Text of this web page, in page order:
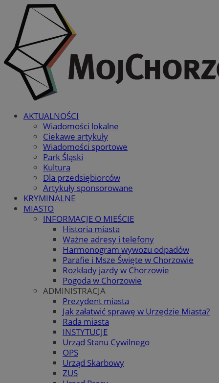
AKTUALNOŚCI
Wiadomości lokalne
Ciekawe artykuły
Wiadomości sportowe
Park Śląski
Kultura
Dla przedsiębiorców
Artykuły sponsorowane
KRYMINALNE
MIASTO
INFORMACJE O MIEŚCIE
Historia miasta
Ważne adresy i telefony
Harmonogram wywozu odpadów
Parafie i Msze Święte w Chorzowie
Rozkłady jazdy w Chorzowie
Pogoda w Chorzowie
ADMINISTRACJA
Prezydent miasta
Jak załatwić sprawę w Urzędzie Miasta?
Rada miasta
INSTYTUCJE
Urząd Stanu Cywilnego
OPS
Urząd Skarbowy
ZUS